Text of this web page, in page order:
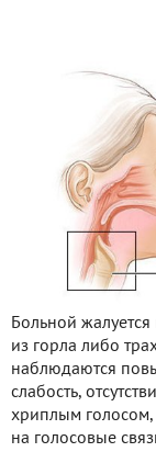
Больной
из горла либо
наблюдаются
слабость,
хриплым голосом,
на голосовые